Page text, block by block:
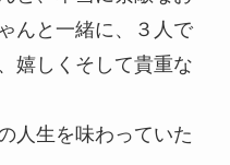
んと一緒に、３人で
嬉しくそして貴重な
人生を味わっていた